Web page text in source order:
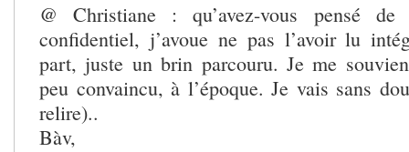
@ Christiane : qu’avez-vous pensé
confidentiel, j’avoue ne pas l’avoir lu
part, juste un brin parcouru. Je me
peu convaincu, à l’époque. Je vais sans
relire)..
Bàv,